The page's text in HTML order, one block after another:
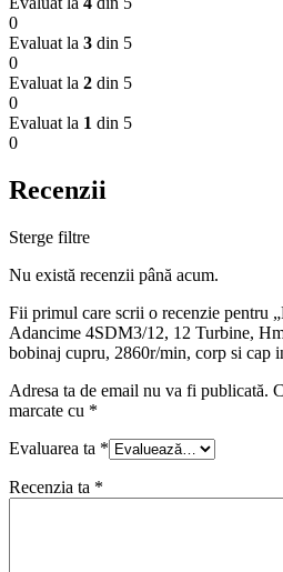
0
Evaluat la 3 din 5
0
Evaluat la 2 din 5
0
Evaluat la 1 din 5
0
Recenzii
Sterge filtre
Nu există recenzii până acum.
Fii primul care scrii o recenzie pentru
Adancime 4SDM3/12, 12 Turbine,
bobinaj cupru, 2860r/min, corp si cap
Adresa ta de email nu va fi publicată.
marcate cu *
Evaluarea ta *
Recenzia ta *